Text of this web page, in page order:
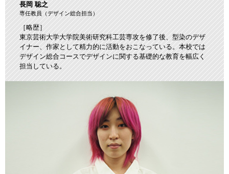
長岡 聡之
専任教員（デザイン総合担当）
［略歴］
東京芸術大学大学院美術研究科工芸専攻を修了後、型染のデザ
イナー、作家として精力的に活動をおこなっている。本校では
デザイン総合コースでデザインに関する基礎的な教育を幅広く
担当している。